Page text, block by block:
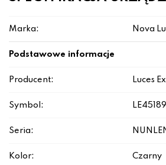
Marka: Nova
Podstawowe informacje
Producent: Luces
Symbol: LE45189
Seria:
Kolor: Czarny